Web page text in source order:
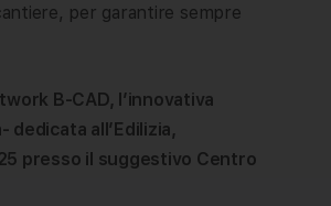
per garantire sempre
B-CAD, l’innovativa
all’Edilizia,
presso il suggestivo Centro